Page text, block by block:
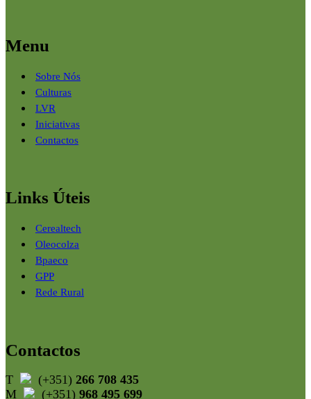
Menu
Sobre Nós
Culturas
LVR
Iniciativas
Contactos
Links Úteis
Cerealtech
Oleocolza
Bpaeco
GPP
Rede Rural
Contactos
T (+351) 266 708 435
M
(+351) 968 495 699